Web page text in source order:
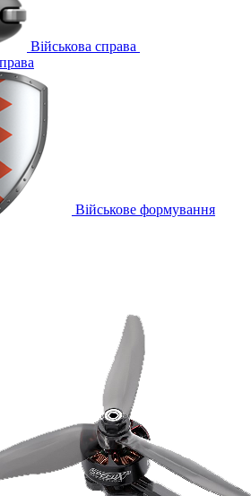
Військова справа
Військове формування